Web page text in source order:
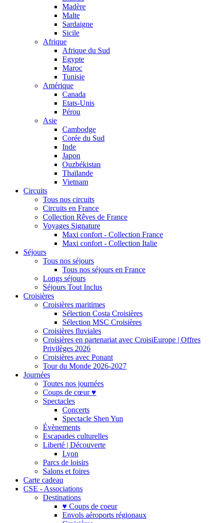
Madère
Malte
Sardaigne
Sicile
Afrique
Afrique du Sud
Egypte
Maroc
Tunisie
Amérique
Canada
Etats-Unis
Pérou
Asie
Cambodge
Corée du Sud
Inde
Japon
Ouzbékistan
Thaïlande
Vietnam
Circuits
Tous nos circuits
Circuits en France
Collection Rêves de France
Voyages Signature
Maxi confort - Collection France
Maxi confort - Collection Italie
Séjours
Tous nos séjours
Tous nos séjours en France
Longs séjours
Séjours Tout Inclus
Croisières
Croisières maritimes
Sélection Costa Croisières
Sélection MSC Croisières
Croisières fluviales
Croisières en partenariat avec CroisiEurope | Offres
Privilèges 2026
Croisières avec Ponant
Tour du Monde 2026-2027
Journées
Toutes nos journées
Coups de cœur ♥
Spectacles
Concerts
Spectacle Shen Yun
Évènements
Escapades culturelles
Liberté | Découverte
Lyon
Parcs de loisirs
Salons et foires
Carte cadeau
CSE - Associations
Destinations
♥ Coups de coeur
Envols aéroports régionaux